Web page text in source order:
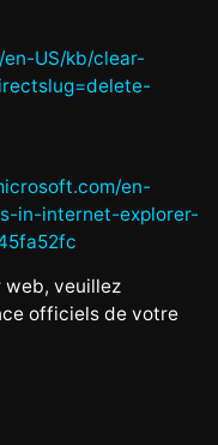
US/kb/clear-
en-
in-internet-explorer-
web, veuillez
officiels de votre